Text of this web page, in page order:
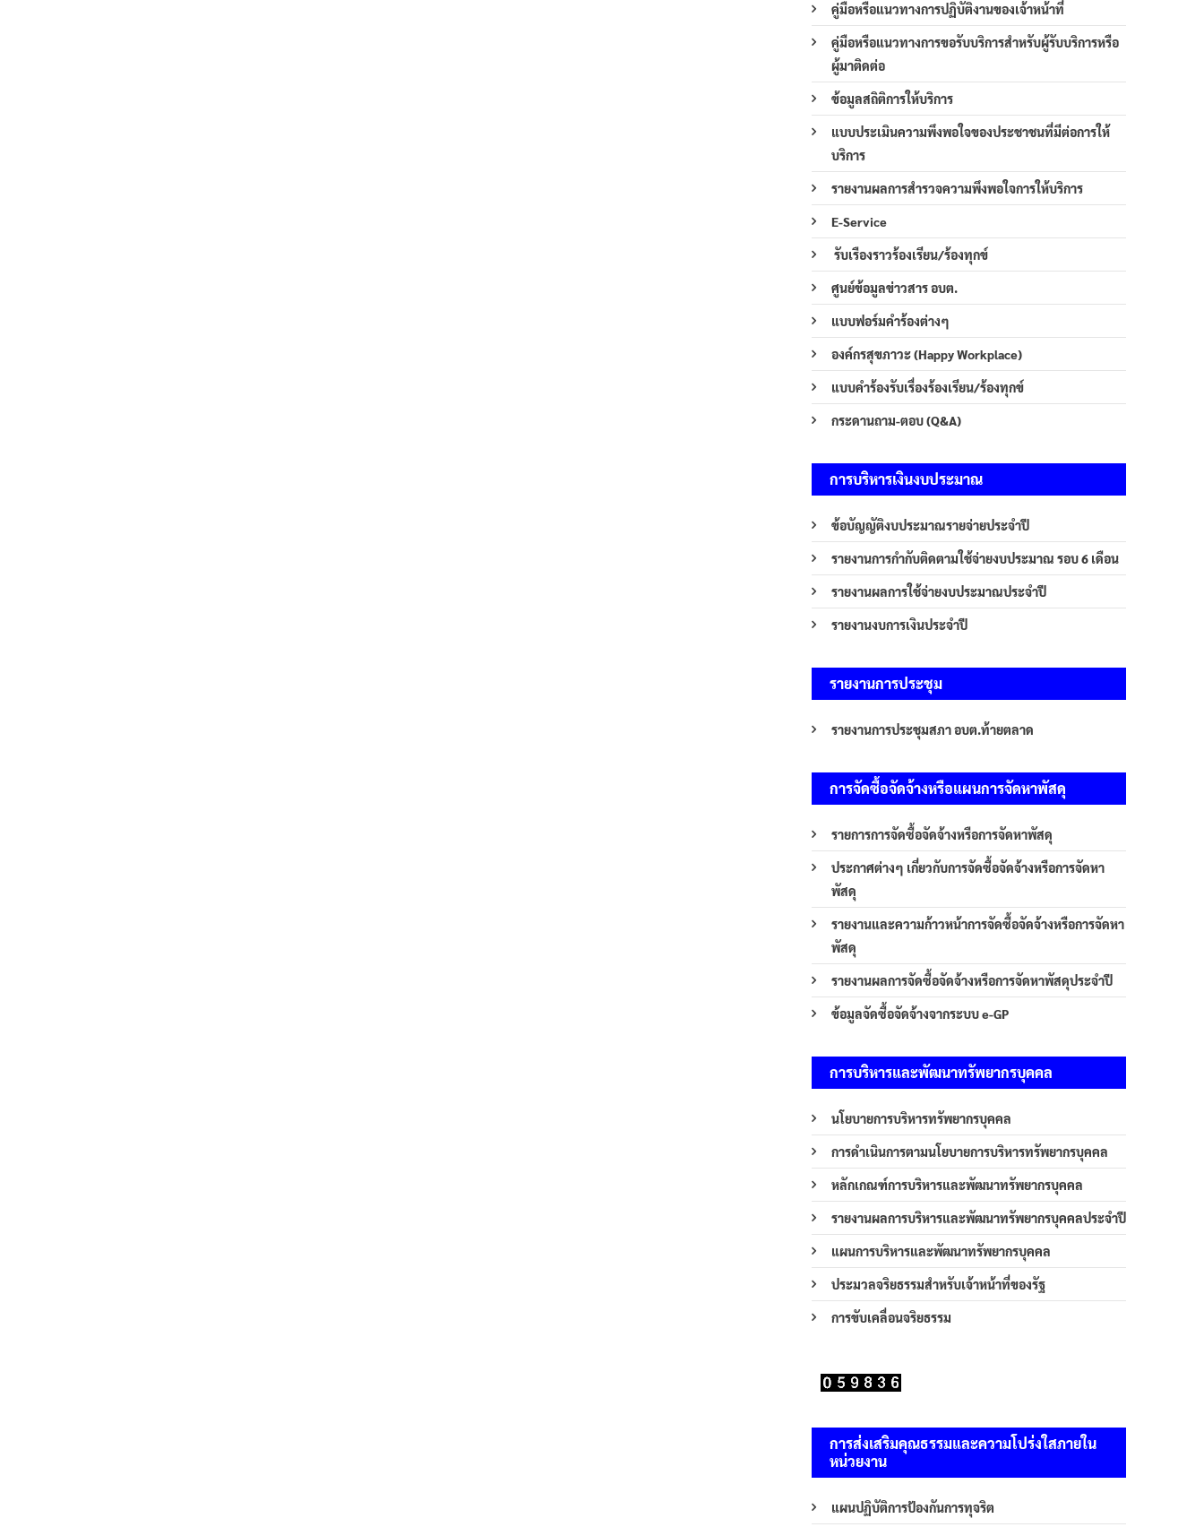
คู่มือหรือแนวทางการปฏิบัติงานของเจ้าหน้าที่
คู่มือหรือแนวทางการขอรับบริการสำหรับผู้รับบริการหรือ
ผู้มาติดต่อ
ข้อมูลสถิติการให้บริการ
แบบประเมินความพึงพอใจของประชาชนที่มีต่อการให้
บริการ
รายงานผลการสำรวจความพึงพอใจการให้บริการ
E-Service
รับเรืองราวร้องเรียน/ร้องทุกข์
ศูนย์ข้อมูลข่าวสาร อบต.
แบบฟอร์มคำร้องต่างๆ
องค์กรสุขภาวะ (Happy Workplace)
แบบคำร้องรับเรื่องร้องเรียน/ร้องทุกข์
กระดานถาม-ตอบ (Q&A)
การบริหารเงินงบประมาณ
ข้อบัญญัติงบประมาณรายจ่ายประจำปี
รายงานการกำกับติดตามใช้จ่ายงบประมาณ รอบ 6 เดือน
รายงานผลการใช้จ่ายงบประมาณประจำปี
รายงานงบการเงินประจำปี
รายงานการประชุม
รายงานการประชุมสภา อบต.ท้ายตลาด
การจัดซื้อจัดจ้างหรือแผนการจัดหาพัสดุ
รายการการจัดซื้อจัดจ้างหรือการจัดหาพัสดุ
ประกาศต่างๆ เกี่ยวกับการจัดซื้อจัดจ้างหรือการจัดหา
พัสดุ
รายงานและความก้าวหน้าการจัดซื้อจัดจ้างหรือการจัดหา
พัสดุ
รายงานผลการจัดซื้อจัดจ้างหรือการจัดหาพัสดุประจำปี
ข้อมูลจัดซื้อจัดจ้างจากระบบ e-GP
การบริหารและพัฒนาทรัพยากรบุคคล
นโยบายการบริหารทรัพยากรบุคคล
การดำเนินการตามนโยบายการบริหารทรัพยากรบุคคล
หลักเกณฑ์การบริหารและพัฒนาทรัพยากรบุคคล
รายงานผลการบริหารและพัฒนาทรัพยากรบุคคลประจำปี
แผนการบริหารและพัฒนาทรัพยากรบุคคล
ประมวลจริยธรรมสำหรับเจ้าหน้าที่ของรัฐ
การขับเคลื่อนจริยธรรม
การส่งเสริมคุณธรรมและความโปร่งใสภายใน
หน่วยงาน
แผนปฏิบัติการป้องกันการทุจริต